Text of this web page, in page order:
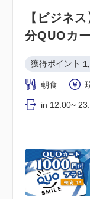
【ビジネ
分QUOカ
獲得ポイント
朝食
in 12:00~